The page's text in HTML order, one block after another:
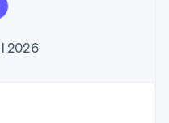
Pipeline
2026